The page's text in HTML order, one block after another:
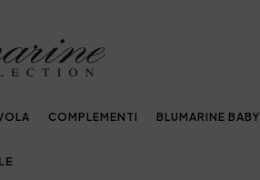
COMPLEMENTI BLUMARINE BABY